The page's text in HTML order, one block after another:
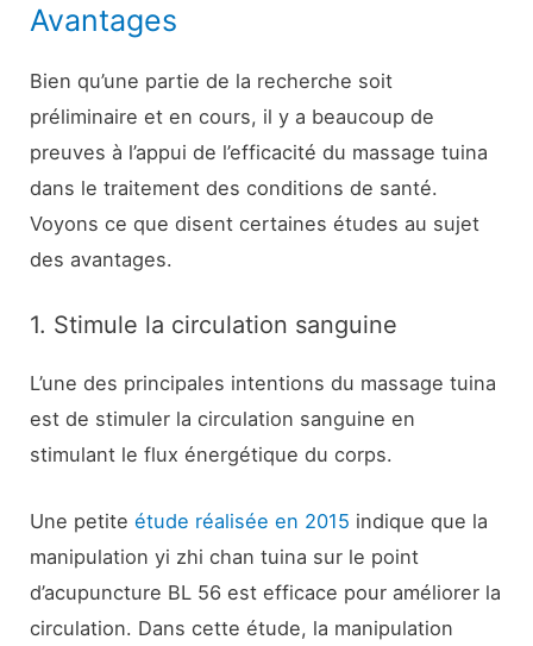
Avantages
Bien qu’une partie de la recherche soit
préliminaire et en cours, il y a beaucoup de
preuves à l’appui de l’efficacité du massage tuina
dans le traitement des conditions de santé.
Voyons ce que disent certaines études au sujet
des avantages.
1. Stimule la circulation sanguine
L’une des principales intentions du massage tuina
est de stimuler la circulation sanguine en
stimulant le flux énergétique du corps.
Une petiteétude réalisée en 2015 indique que la
manipulation yi zhi chan tuina sur le point
d’acupuncture BL 56 est efficace pour améliorer la
circulation. Dans cette étude, la manipulation